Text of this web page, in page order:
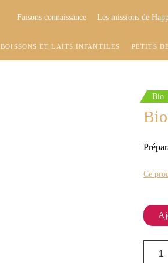
Faisons connaissance Les missions de
BOISSONS ET LAITS INFANTILES PETITS
Bio
Ce